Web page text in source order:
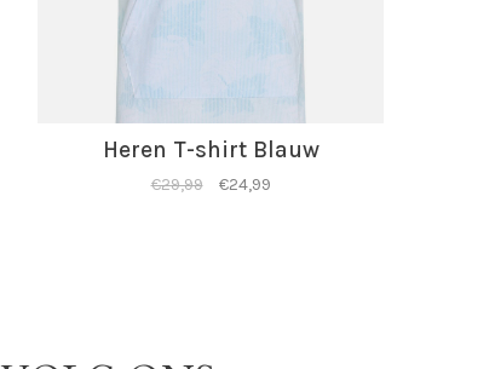
Heren T-shirt Blauw
€29,99 €24,99